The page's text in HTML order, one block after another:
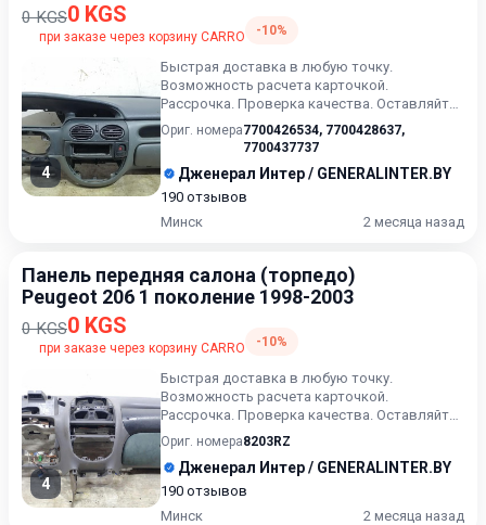
0 KGS0 KGS
при заказе через корзину CARRO -10%
4
Быстрая доставка в любую точку.
Возможность расчета карточкой.
Рассрочка. Проверка качества. Оставляйте
сообщения ( или выбранный артикул) в...
Ориг. номера7700426534, 7700428637,
7700437737
Дженерал Интер / GENERALINTER.BY
190 отзывов
Минск
2 месяца назад
Панель передняя салона (торпедо)
Peugeot 206 1 поколение 1998-2003
0 KGS0 KGS
при заказе через корзину CARRO -10%
4
Быстрая доставка в любую точку.
Возможность расчета карточкой.
Рассрочка. Проверка качества. Оставляйте
сообщения ( или выбранный артикул) в...
Ориг. номера8203RZ
Дженерал Интер / GENERALINTER.BY
190 отзывов
Минск
2 месяца назад